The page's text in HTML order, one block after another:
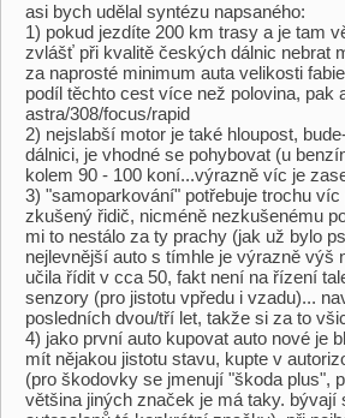
asi bych udělal syntézu napsaného:
1) pokud jezdíte 200 km trasy a je tam
zvlášť při kvalitě českých dálnic nebrat
za naprosté minimum auta velikosti
podíl těchto cest více než polovina, pak
astra/308/focus/rapid
2) nejslabší motor je také hloupost,
dálnici, je vhodné se pohybovat (u
kolem 90 - 100 koní...výrazně víc je
3) "samoparkování" potřebuje trochu víc
zkušený řidič, nicméně nezkušenému
mi to nestálo za ty prachy (jak už bylo
nejlevnější auto s tímhle je výrazně výš
učila řídit v cca 50, fakt není na řízení
senzory (pro jistotu vpředu i vzadu)...
posledních dvou/tří let, takže si za to
4) jako první auto kupovat auto nové je
mít nějakou jistotu stavu, kupte v
(pro škodovky se jmenují "škoda plus",
většina jiných značek je má taky.